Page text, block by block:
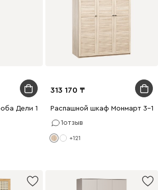
Дели 1-50x240 Белый
313 170
Распашной шкаф Монмарт 3-
1отзыв
+121